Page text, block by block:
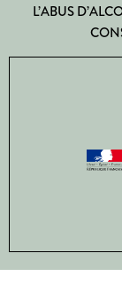
L’ABUS